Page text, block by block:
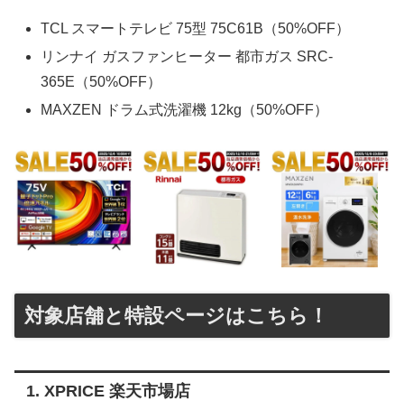
TCL スマートテレビ 75型 75C61B（50%OFF）
リンナイ ガスファンヒーター 都市ガス SRC-
365E（50%OFF）
MAXZEN ドラム式洗濯機 12kg（50%OFF）
対象店舗と特設ページはこちら！
1. XPRICE 楽天市場店